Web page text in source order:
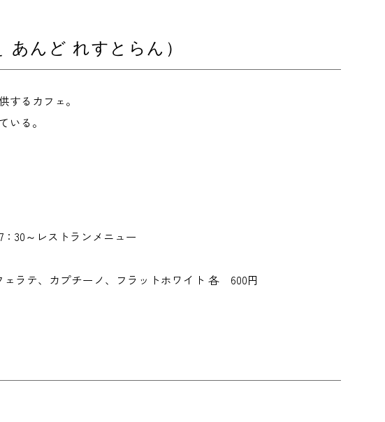
んど れすとらん）
るカフェ。
いる。
30～レストランメニュー
ラテ、カプチーノ、フラットホワイト 各 600円